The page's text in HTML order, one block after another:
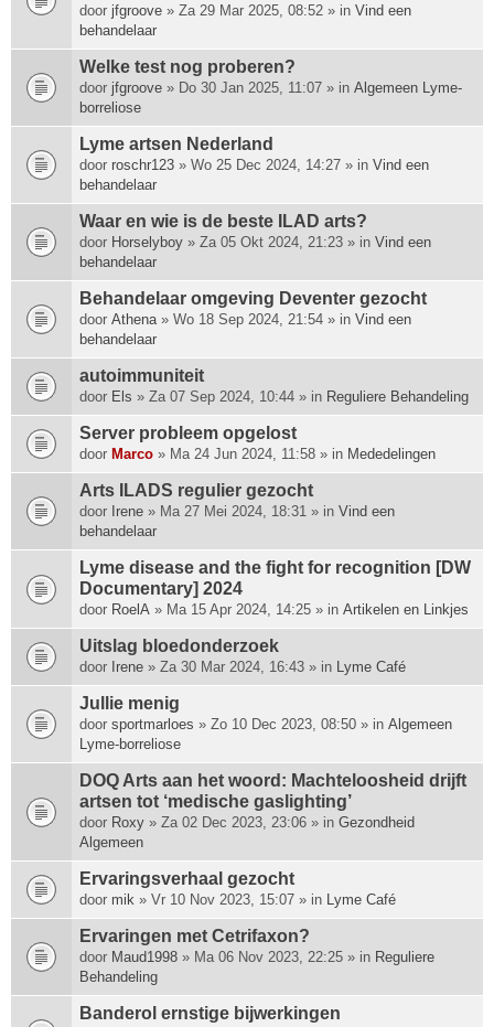
door jfgroove » Za 29 Mar 2025, 08:52 » in Vind een
behandelaar
Welke test nog proberen?
door jfgroove » Do 30 Jan 2025, 11:07 » in Algemeen Lyme-
borreliose
Lyme artsen Nederland
door roschr123 » Wo 25 Dec 2024, 14:27 » in Vind een
behandelaar
Waar en wie is de beste ILAD arts?
door Horselyboy » Za 05 Okt 2024, 21:23 » in Vind een
behandelaar
Behandelaar omgeving Deventer gezocht
door Athena » Wo 18 Sep 2024, 21:54 » in Vind een
behandelaar
autoimmuniteit
door Els » Za 07 Sep 2024, 10:44 » in Reguliere Behandeling
Server probleem opgelost
door Marco » Ma 24 Jun 2024, 11:58 » in Mededelingen
Arts ILADS regulier gezocht
door Irene » Ma 27 Mei 2024, 18:31 » in Vind een
behandelaar
Lyme disease and the fight for recognition [DW
Documentary] 2024
door RoelA » Ma 15 Apr 2024, 14:25 » in Artikelen en Linkjes
Uitslag bloedonderzoek
door Irene » Za 30 Mar 2024, 16:43 » in Lyme Café
Jullie menig
door sportmarloes » Zo 10 Dec 2023, 08:50 » in Algemeen
Lyme-borreliose
DOQ Arts aan het woord: Machte­loosheid drijft
artsen tot ‘medische gas­lighting’
door Roxy » Za 02 Dec 2023, 23:06 » in Gezondheid
Algemeen
Ervaringsverhaal gezocht
door mik » Vr 10 Nov 2023, 15:07 » in Lyme Café
Ervaringen met Cetrifaxon?
door Maud1998 » Ma 06 Nov 2023, 22:25 » in Reguliere
Behandeling
Banderol ernstige bijwerkingen